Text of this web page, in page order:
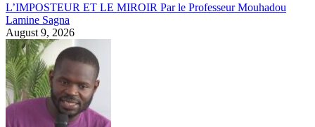
L’IMPOSTEUR ET LE MIROIR Par le Professeur Mouhadou
Lamine Sagna
August 9, 2026